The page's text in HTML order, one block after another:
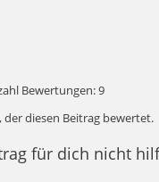
Bewertungen:9
der diesen Beitrag bewertet.
für dich nicht